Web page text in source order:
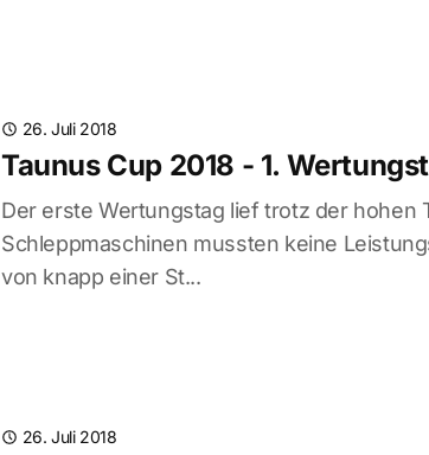
26. Juli 2018
Taunus Cup 2018 - 1.
Der erste Wertungstag lief trotz der hohen
Schleppmaschinen mussten keine
von knapp einer St...
26. Juli 2018